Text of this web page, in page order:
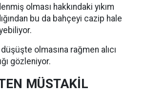
olması hakkındaki yıkım
bu da bahçeyi cazip hale
olmasına rağmen alıcı
gözleniyor.
MÜSTAKİL